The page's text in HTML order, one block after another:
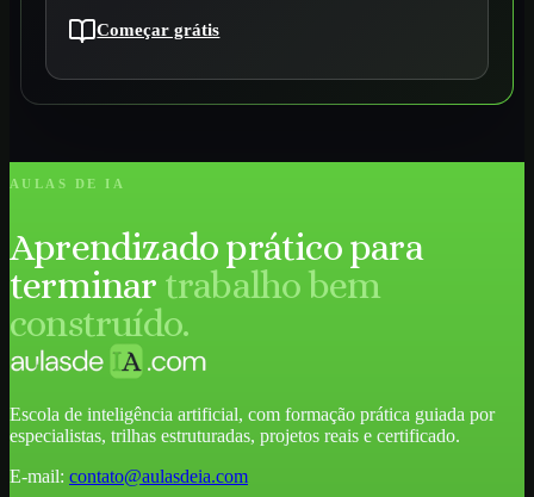
Começar grátis
AULAS DE IA
Aprendizado prático para
terminar trabalho bem
construído.
Escola de inteligência artificial, com formação prática guiada por
especialistas, trilhas estruturadas, projetos reais e certificado.
E-mail: contato@aulasdeia.com